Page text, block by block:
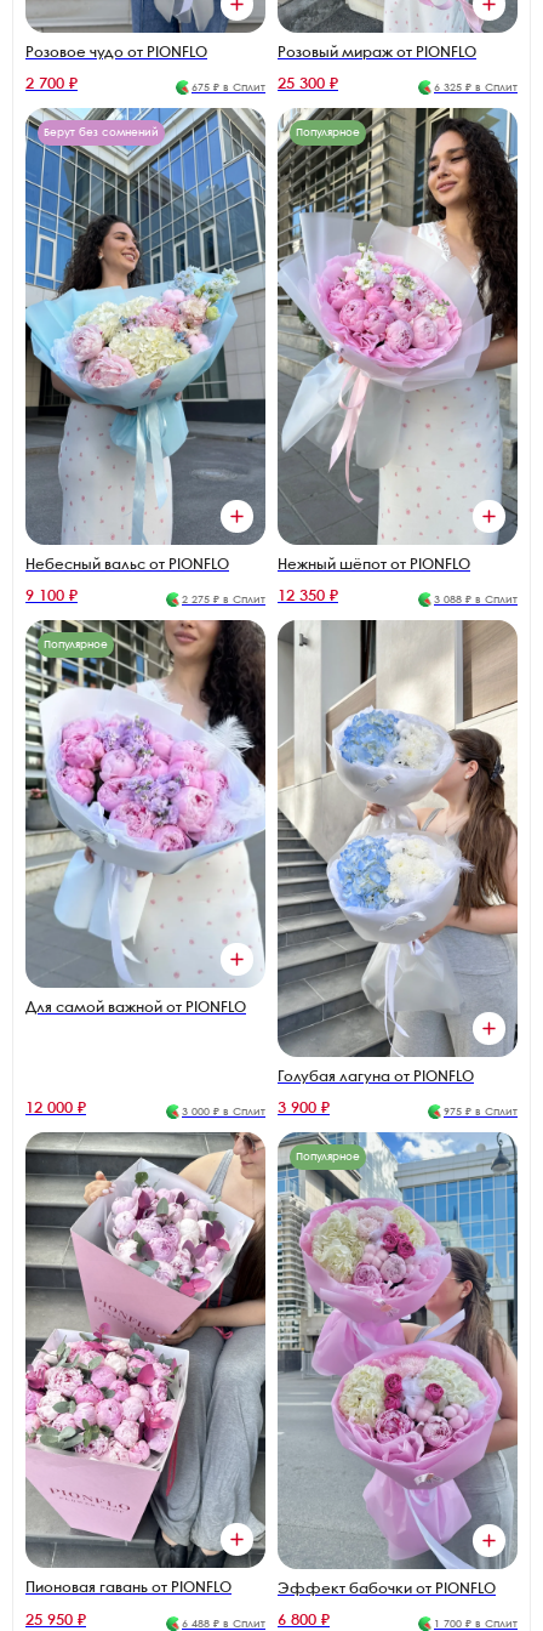
Розовое чудо от PIONFLO
2 700 ₽ 675 ₽ в Сплит
Розовый мираж от PIONFLO
25 300 ₽ 6 325 ₽ в Сплит
Берут без сомнений
Небесный вальс от PIONFLO
9 100 ₽ 2 275 ₽ в Сплит
Популярное
Нежный шёпот от PIONFLO
12 350 ₽ 3 088 ₽ в Сплит
Популярное
Для самой важной от PIONFLO
12 000 ₽ 3 000 ₽ в Сплит
Голубая лагуна от PIONFLO
3 900 ₽ 975 ₽ в Сплит
Пионовая гавань от PIONFLO
25 950 ₽ 6 488 ₽ в Сплит
Популярное
Эффект бабочки от PIONFLO
6 800 ₽ 1 700 ₽ в Сплит